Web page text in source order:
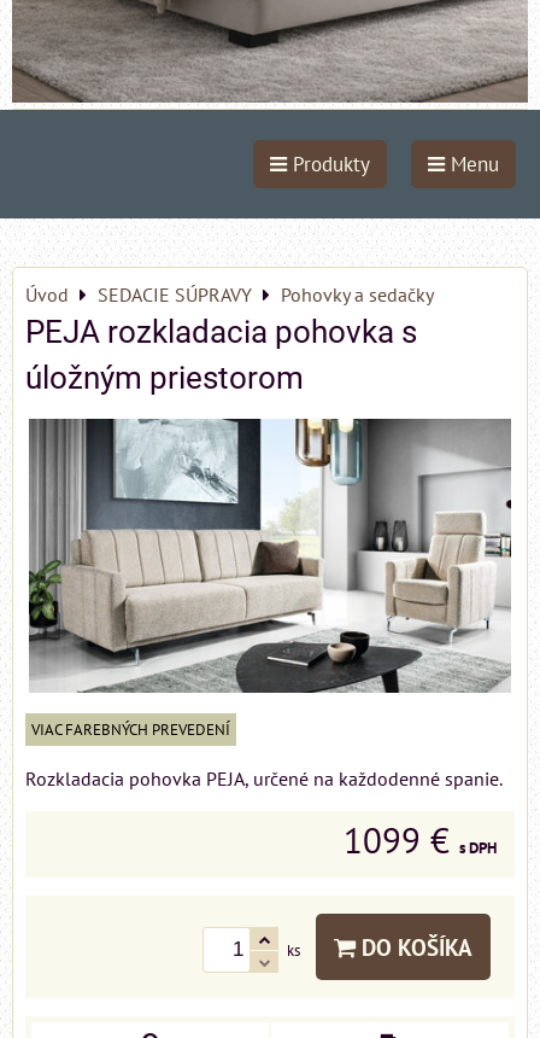
Produkty Menu
Úvod SEDACIE SÚPRAVY Pohovky a sedačky
PEJA rozkladacia pohovka s
úložným priestorom
VIAC FAREBNÝCH PREVEDENÍ
Rozkladacia pohovka PEJA, určené na každodenné spanie.
1099 € s DPH
ks DO KOŠÍKA